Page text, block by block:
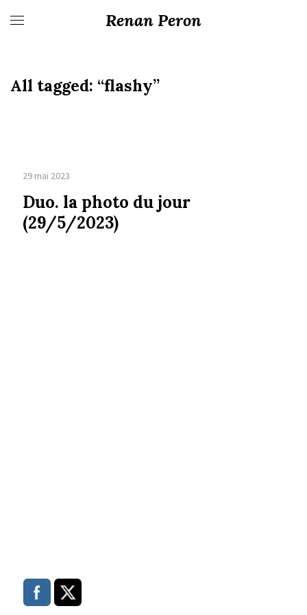
Renan Peron
All tagged: “flashy”
29 mai 2023
Duo. la photo du jour
(29/5/2023)